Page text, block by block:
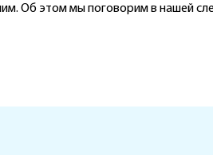
Об этом мы поговорим в нашей